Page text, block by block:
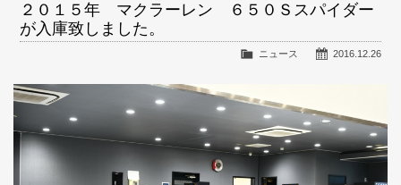
２０１５年 マクラーレン ６５０Ｓスパイダー
が入庫致しました。
2016.12.26
ニュース